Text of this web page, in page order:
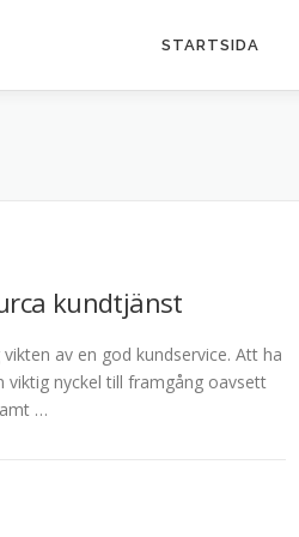
STARTSIDA
kundtjänst
av en god kundservice. Att ha
viktig nyckel till framgång oavsett
…